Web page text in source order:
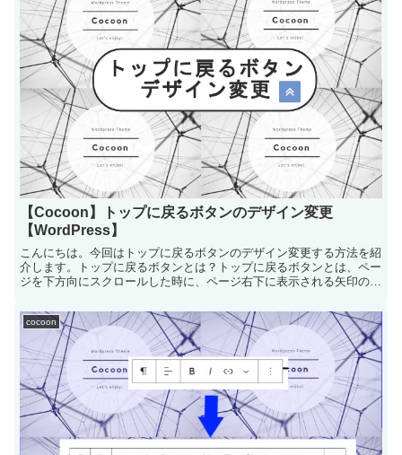
【Cocoon】トップに戻るボタンのデザイン変更
【WordPress】
こんにちは。今回はトップに戻るボタンのデザイン変更する方法を紹
介します。トップに戻るボタンとは？トップに戻るボタンとは、ペー
ジを下方向にスクロールした時に、ページ右下に表示される矢印のこ
cocoon